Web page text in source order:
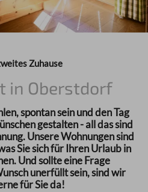
Zuhause
in Oberstdorf
spontan sein und den Tag
gestalten - all das sind
Unsere Wohnungen sind
Sie sich für Ihren Urlaub in
Und sollte eine Frage
unerfüllt sein, sind wir
für Sie da!